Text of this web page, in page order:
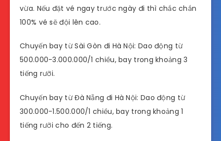
vừa. Nếu đặt vé ngay trước ngày đi thì chắc chắn
100% vé sẽ đội lên cao.
Chuyến bay từ Sài Gòn đi Hà Nội: Dao động từ
500.000-3.000.000/1 chiều, bay trong khoảng 3
tiếng rưỡi.
Chuyến bay từ Đà Nẵng đi Hà Nội: Dao động từ
300.000-1.500.000/1 chiều, bay trong khoảng 1
tiếng rưỡi cho đến 2 tiếng.